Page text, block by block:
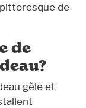
de
de
gèle et